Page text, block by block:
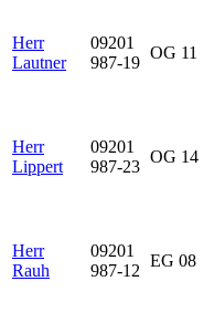
Herr
Lautner
09201
987-19
OG 11
Herr
Lippert
09201
987-23
OG 14
Herr
Rauh
09201
987-12
EG 08